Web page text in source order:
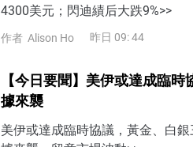
4300美元；閃迪績后大跌9%>>
作者 Alison Ho 昨日 09: 44
【今日要聞】美伊或達成臨
據來襲
美伊或達成臨時協議，黃金、白